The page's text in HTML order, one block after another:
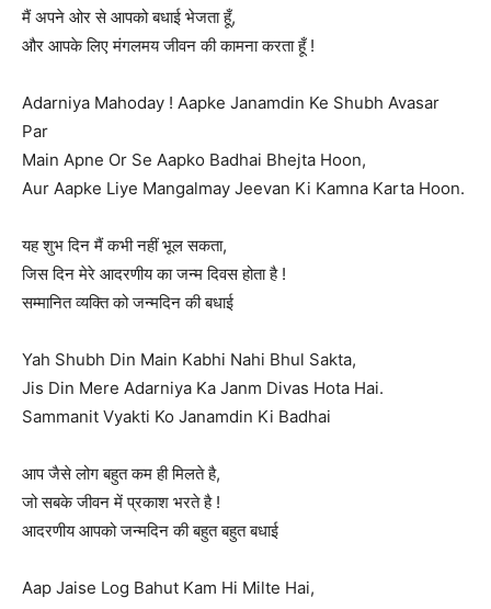
मैं अपने ओर से आपको बधाई भेजता हूँ,
और आपके लिए मंगलमय जीवन की कामना करता हूँ !
Adarniya Mahoday ! Aapke Janamdin Ke Shubh Avasar
Par
Main Apne Or Se Aapko Badhai Bhejta Hoon,
Aur Aapke Liye Mangalmay Jeevan Ki Kamna Karta Hoon.
यह शुभ दिन मैं कभी नहीं भूल सकता,
जिस दिन मेरे आदरणीय का जन्म दिवस होता है !
सम्मानित व्यक्ति को जन्मदिन की बधाई
Yah Shubh Din Main Kabhi Nahi Bhul Sakta,
Jis Din Mere Adarniya Ka Janm Divas Hota Hai.
Sammanit Vyakti Ko Janamdin Ki Badhai
आप जैसे लोग बहुत कम ही मिलते है,
जो सबके जीवन में प्रकाश भरते है !
आदरणीय आपको जन्मदिन की बहुत बहुत बधाई
Aap Jaise Log Bahut Kam Hi Milte Hai,